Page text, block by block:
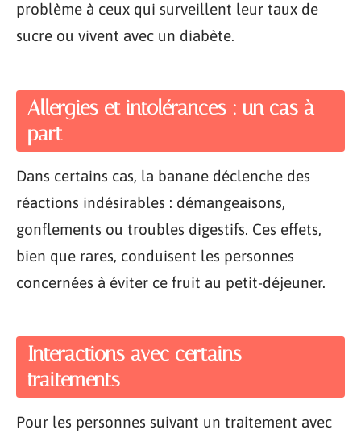
problème à ceux qui surveillent leur taux de
sucre ou vivent avec un diabète.
Allergies et intolérances : un cas à
part
Dans certains cas, la banane déclenche des
réactions indésirables : démangeaisons,
gonflements ou troubles digestifs. Ces effets,
bien que rares, conduisent les personnes
concernées à éviter ce fruit au petit-déjeuner.
Interactions avec certains
traitements
Pour les personnes suivant un traitement avec